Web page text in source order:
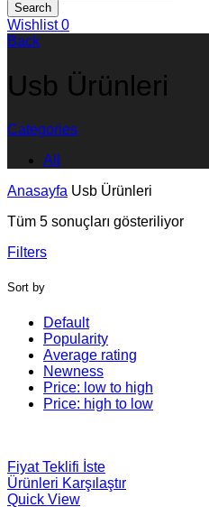
Search
Wishlist0
Back
Usb Ürünleri
Categories
All
Anasayfa Usb Ürünleri
Tüm 5 sonuçları gösteriliyor
Filters
Sort by
Default
Popularity
Average rating
Newness
Price: low to high
Price: high to low
Fiyat Teklifi İste
Ürünleri Karşılaştır
Quick View